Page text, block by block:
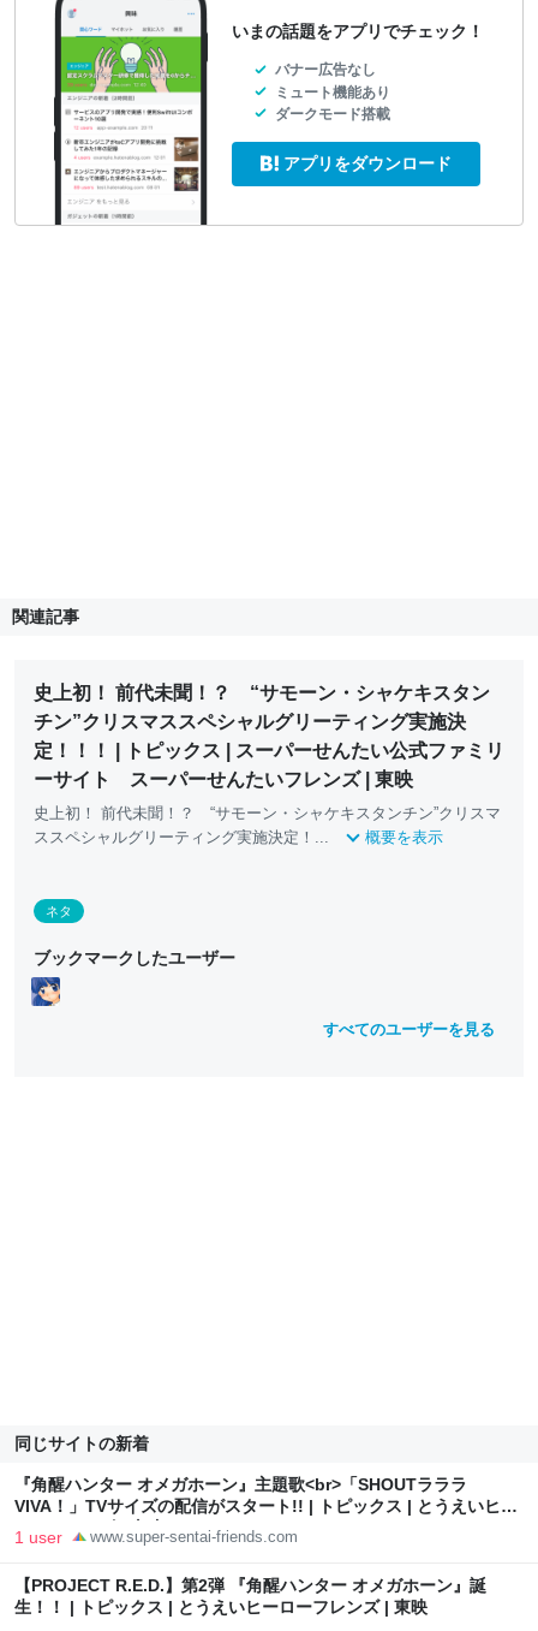
いまの話題をアプリでチェック！
バナー広告なし
ミュート機能あり
ダークモード搭載
アプリをダウンロード
関連記事
史上初！ 前代未聞！？ “サモーン・シャケキスタン
チン”クリスマススペシャルグリーティング実施決
定！！！ | トピックス | スーパーせんたい公式ファミリ
ーサイト スーパーせんたいフレンズ | 東映
史上初！ 前代未聞！？ “サモーン・シャケキスタンチン”クリスマ
ススペシャルグリーティング実施決定！...
概要を表示
ネタ
ブックマークしたユーザー
すべてのユーザーを見る
同じサイトの新着
『角醒ハンター オメガホーン』主題歌<br>「SHOUTラララ
VIVA！」TVサイズの配信がスタート!! | トピックス | とうえいヒー
ローフレンズ | 東映
1 user www.super-sentai-friends.com
【PROJECT R.E.D.】第2弾 『角醒ハンター オメガホーン』誕
生！！ | トピックス | とうえいヒーローフレンズ | 東映